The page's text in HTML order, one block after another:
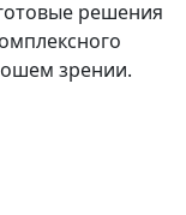
решения
зрении.